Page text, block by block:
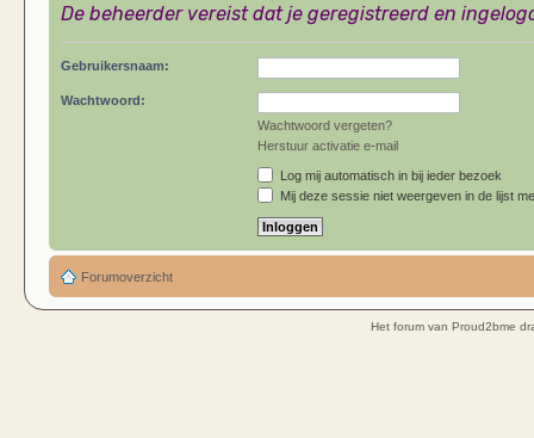
De beheerder vereist dat je geregistreerd en
Gebruikersnaam:
Wachtwoord:
Wachtwoord vergeten?
Herstuur activatie e-mail
Log mij automatisch in bij ieder bezoek
Mij deze sessie niet weergeven in de lijst
Forumoverzicht
Het forum van Proud2bme